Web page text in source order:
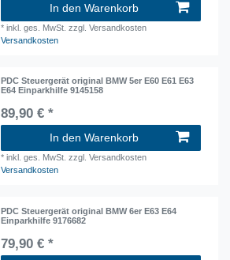
In den Warenkorb
*inkl. ges. MwSt. zzgl. Versandkosten
Versandkosten
PDC Steuergerät original BMW 5er E60 E61 E63
E64 Einparkhilfe 9145158
89,90 € *
In den Warenkorb
*inkl. ges. MwSt. zzgl. Versandkosten
Versandkosten
PDC Steuergerät original BMW 6er E63 E64
Einparkhilfe 9176682
79,90 € *